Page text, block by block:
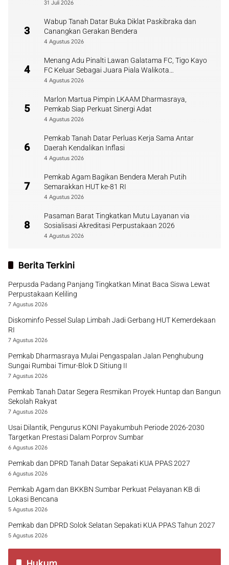
31 Juli 2026
3
Wabup Tanah Datar Buka Diklat Paskibraka dan
Canangkan Gerakan Bendera
4 Agustus 2026
4
Menang Adu Pinalti Lawan Galatama FC, Tigo Kayo
FC Keluar Sebagai Juara Piala Walikota
Payakumbuh
4 Agustus 2026
5
Marlon Martua Pimpin LKAAM Dharmasraya,
Pemkab Siap Perkuat Sinergi Adat
4 Agustus 2026
6
Pemkab Tanah Datar Perluas Kerja Sama Antar
Daerah Kendalikan Inflasi
4 Agustus 2026
7
Pemkab Agam Bagikan Bendera Merah Putih
Semarakkan HUT ke-81 RI
4 Agustus 2026
8
Pasaman Barat Tingkatkan Mutu Layanan via
Sosialisasi Akreditasi Perpustakaan 2026
4 Agustus 2026
Berita Terkini
Perpusda Padang Panjang Tingkatkan Minat Baca Siswa Lewat
Perpustakaan Keliling
7 Agustus 2026
Diskominfo Pessel Sulap Limbah Jadi Gerbang HUT Kemerdekaan
RI
7 Agustus 2026
Pemkab Dharmasraya Mulai Pengaspalan Jalan Penghubung
Sungai Rumbai Timur-Blok D Sitiung II
7 Agustus 2026
Pemkab Tanah Datar Segera Resmikan Proyek Huntap dan Bangun
Sekolah Rakyat
7 Agustus 2026
Usai Dilantik, Pengurus KONI Payakumbuh Periode 2026-2030
Targetkan Prestasi Dalam Porprov Sumbar
6 Agustus 2026
Pemkab dan DPRD Tanah Datar Sepakati KUA PPAS 2027
6 Agustus 2026
Pemkab Agam dan BKKBN Sumbar Perkuat Pelayanan KB di
Lokasi Bencana
5 Agustus 2026
Pemkab dan DPRD Solok Selatan Sepakati KUA PPAS Tahun 2027
5 Agustus 2026